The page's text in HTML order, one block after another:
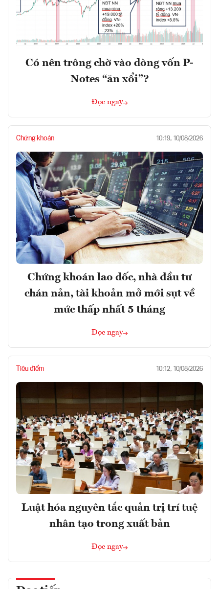
Có nên trông chờ vào dòng vốn P-
Notes “ăn xổi”?
Đọc ngay
Chứng khoán 10:19, 10/08/2026
Chứng khoán lao dốc, nhà đầu tư
chán nản, tài khoản mở mới sụt về
mức thấp nhất 5 tháng
Đọc ngay
Tiêu điểm 10:12, 10/08/2026
Luật hóa nguyên tắc quản trị trí tuệ
nhân tạo trong xuất bản
Đọc ngay